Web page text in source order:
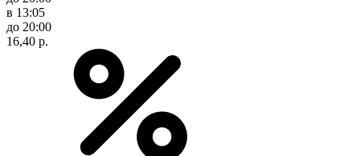
в 13:05
до 20:00
16,40 р.